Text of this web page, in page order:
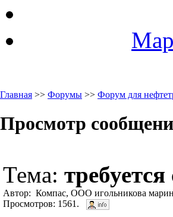
Главная >> Форумы >> Форум для
Просмотр
Тема:
Автор: Компас, ООО игольникова
Просмотров: 1561.